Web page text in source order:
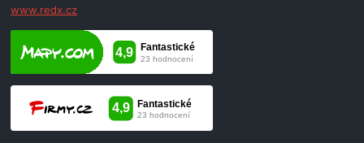
www.redx.cz